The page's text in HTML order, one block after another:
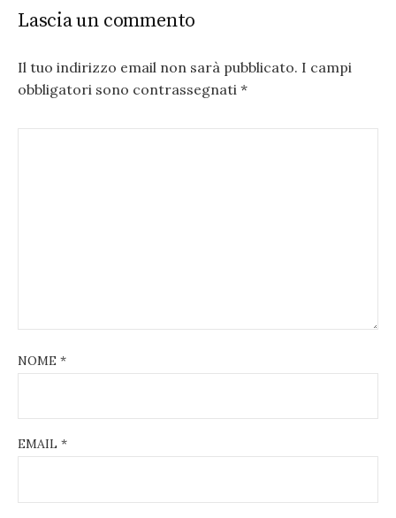
Lascia un commento
Il tuo indirizzo email non sarà pubblicato. I campi
obbligatori sono contrassegnati *
NOME *
EMAIL *